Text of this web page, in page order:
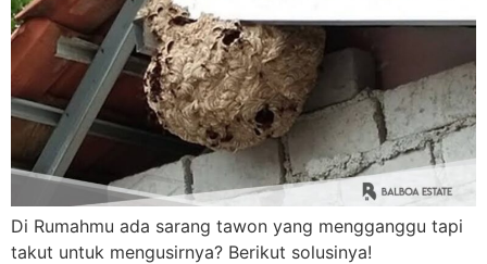
Di Rumahmu ada sarang tawon yang mengganggu tapi
takut untuk mengusirnya? Berikut solusinya!
Nama Lengkap
Hubungi via WhatsApp